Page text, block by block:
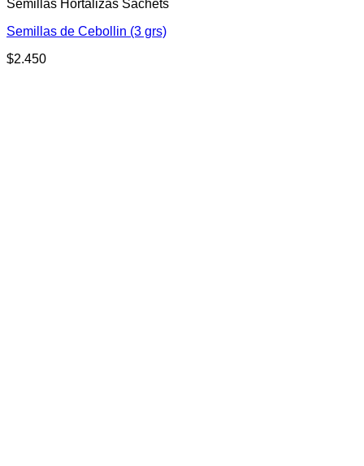
Semillas Hortalizas Sachets
Semillas de Cebollin (3 grs)
$2.450